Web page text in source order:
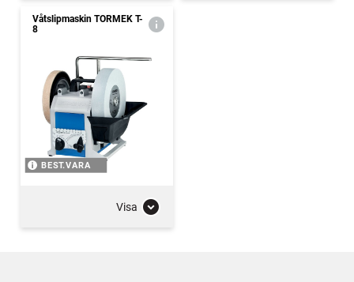
Våtslipmaskin TORMEK T-
8
BEST.VARA
Visa